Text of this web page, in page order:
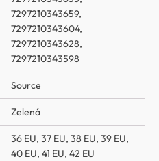
7297210343659,
7297210343604,
7297210343628,
7297210343598
Source
Zelená
36 EU, 37 EU, 38 EU, 39 EU,
40 EU, 41 EU, 42 EU